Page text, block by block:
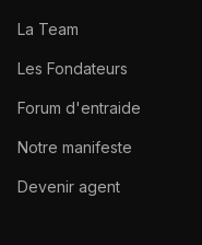
La Team
Les Fondateurs
Forum d'entraide
Notre manifeste
Devenir agent